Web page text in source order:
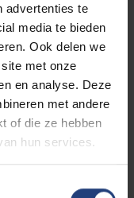
advertenties te
media te bieden
Ook delen we
met onze
en analyse. Deze
met andere
of die ze hebben
hun services.